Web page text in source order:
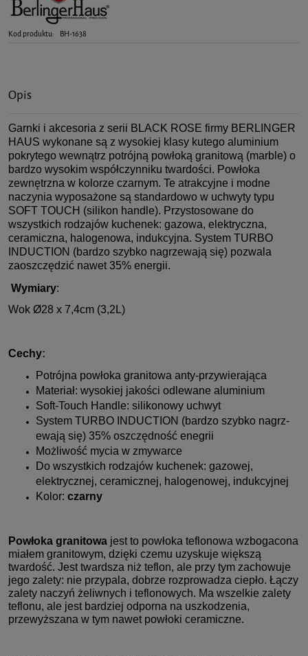
Kod produktu: BH-1638
Opis
Garnki i akcesoria z serii BLACK ROSE firmy BERLINGER
HAUS wykonane są z wysokiej klasy kutego aluminium
pokrytego wewnątrz potrójną powłoką granitową (marble) o
bardzo wysokim współczynniku twardości. Powłoka
zewnętrzna w kolorze czarnym. Te atrakcyjne i modne
naczynia wyposażone są standardowo w uchwyty typu
SOFT TOUCH (silikon handle). Przystosowane do
wszystkich rodzajów kuchenek: gazowa, elektryczna,
ceramiczna, halogenowa, indukcyjna. System TURBO
INDUCTION (bardzo szybko nagrzewają się) pozwala
zaoszczędzić nawet 35% energii.
Wymiary:
Wok Ø28 x 7,4cm (3,2L)
Cechy:
Potrójna powłoka granitowa anty-przywierająca
Materiał: wysokiej jakości odlewane aluminium
Soft-Touch Handle: silikonowy uchwyt
System­ TU­RB­O­ I­NDU­CTI­O­N (b­ardz­o­ sz­yb­k­o­ nagrz­
ewają si­ę) 35% o­sz­cz­ędno­ść enegri­i­
Możliwość mycia w zmywarce
Do wszystkich rodzajów kuchenek: gazowej,
elektrycznej, ceramicznej, halogenowej, indukcyjnej
Kolor: czarny
Powłoka granitowa jest to powłoka teflonowa wzbogacona
miałem granitowym, dzięki czemu uzyskuje większą
twardość. Jest twardsza niż teflon, ale przy tym zachowuje
jego zalety: nie przypala, dobrze rozprowadza ciepło. Łączy
zalety naczyń żeliwnych i teflonowych. Ma wszelkie zalety
teflonu, ale jest bardziej odporna na uszkodzenia,
przewyższana w tym nawet powłoki ceramiczne.